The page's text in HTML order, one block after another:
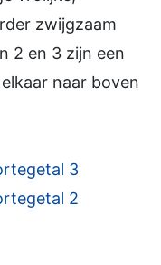
zwijgzaam
2 en 3 zijn een
naar boven
3
2